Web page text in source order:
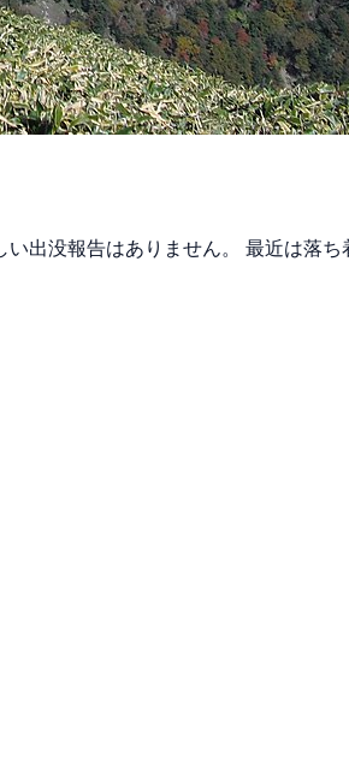
出没報告はありません。 最近は落